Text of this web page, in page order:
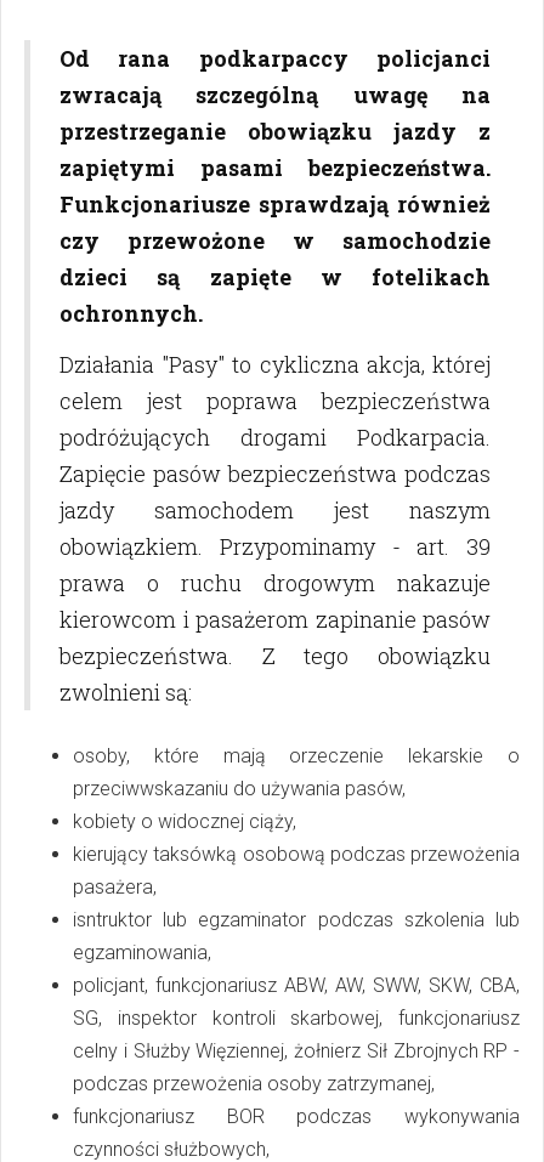
Od rana podkarpaccy policjanci
zwracają szczególną uwagę na
przestrzeganie obowiązku jazdy z
zapiętymi pasami bezpieczeństwa.
Funkcjonariusze sprawdzają również
czy przewożone w samochodzie
dzieci są zapięte w fotelikach
ochronnych.
Działania "Pasy" to cykliczna akcja, której
celem jest poprawa bezpieczeństwa
podróżujących drogami Podkarpacia.
Zapięcie pasów bezpieczeństwa podczas
jazdy samochodem jest naszym
obowiązkiem. Przypominamy - art. 39
prawa o ruchu drogowym nakazuje
kierowcom i pasażerom zapinanie pasów
bezpieczeństwa. Z tego obowiązku
zwolnieni są:
osoby, które mają orzeczenie lekarskie o
przeciwwskazaniu do używania pasów,
kobiety o widocznej ciąży,
kierujący taksówką osobową podczas przewożenia
pasażera,
isntruktor lub egzaminator podczas szkolenia lub
egzaminowania,
policjant, funkcjonariusz ABW, AW, SWW, SKW, CBA,
SG, inspektor kontroli skarbowej, funkcjonariusz
celny i Służby Więziennej, żołnierz Sił Zbrojnych RP -
podczas przewożenia osoby zatrzymanej,
funkcjonariusz BOR podczas wykonywania
czynności służbowych,